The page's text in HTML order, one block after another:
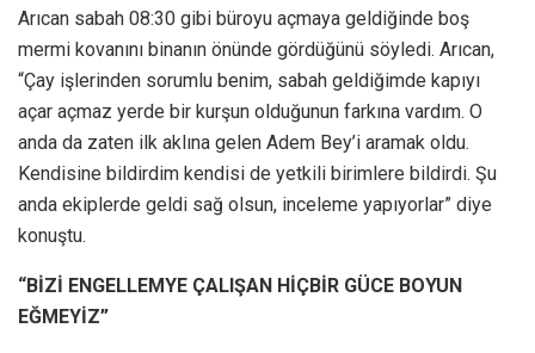
Arıcan sabah 08:30 gibi büroyu açmaya geldiğinde boş
mermi kovanını binanın önünde gördüğünü söyledi. Arıcan,
“Çay işlerinden sorumlu benim, sabah geldiğimde kapıyı
açar açmaz yerde bir kurşun olduğunun farkına vardım. O
anda da zaten ilk aklına gelen Adem Bey’i aramak oldu.
Kendisine bildirdim kendisi de yetkili birimlere bildirdi. Şu
anda ekiplerde geldi sağ olsun, inceleme yapıyorlar” diye
konuştu.
“BİZİ ENGELLEMYE ÇALIŞAN HİÇBİR GÜCE BOYUN
EĞMEYİZ”